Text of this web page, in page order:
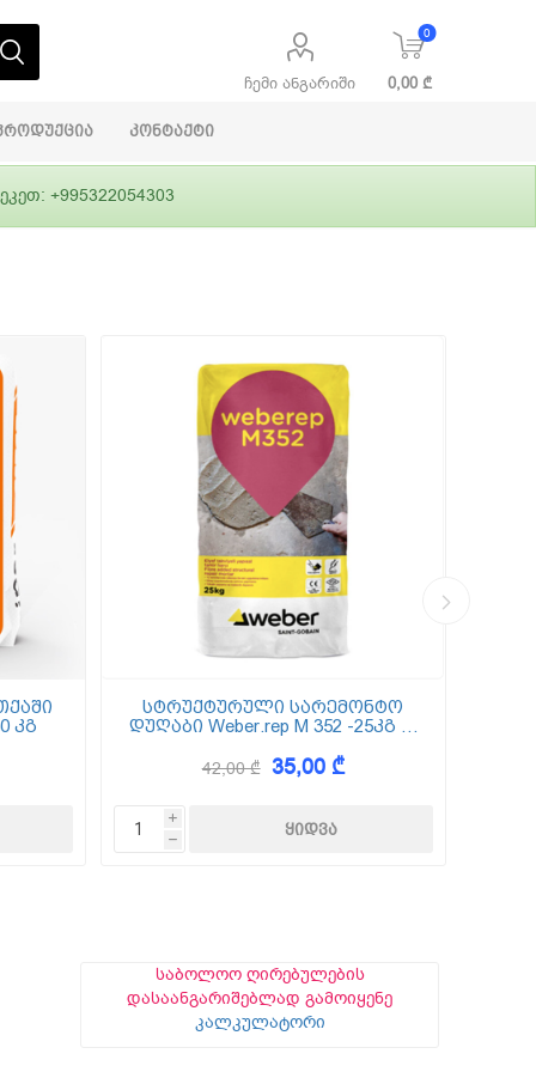
ჩემი ანგარიში
0
0,00 ₾
ფასადები
გრუნტები,
ჰიდროიზოლაცია
ლითონი
სამშენებლო
დანადგარები
კონტაქტი
+995322054303
კგ
სტრუქტურული სარემონტო
დუღაბი Weber.rep M 352 -25კგ (5
42,00 ₾ 35,00 ₾
i
h
საბოლოო ღირებულების
დასაანგარიშებლად გამოიყენე
კალკულატორი